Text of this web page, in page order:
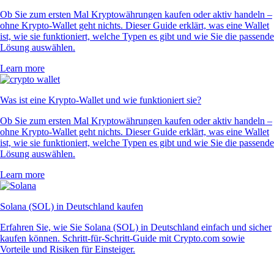
Ob Sie zum ersten Mal Kryptowährungen kaufen oder aktiv handeln –
ohne Krypto-Wallet geht nichts. Dieser Guide erklärt, was eine Wallet
ist, wie sie funktioniert, welche Typen es gibt und wie Sie die passende
Lösung auswählen.
Learn more
Was ist eine Krypto-Wallet und wie funktioniert sie?
Ob Sie zum ersten Mal Kryptowährungen kaufen oder aktiv handeln –
ohne Krypto-Wallet geht nichts. Dieser Guide erklärt, was eine Wallet
ist, wie sie funktioniert, welche Typen es gibt und wie Sie die passende
Lösung auswählen.
Learn more
Solana (SOL) in Deutschland kaufen
Erfahren Sie, wie Sie Solana (SOL) in Deutschland einfach und sicher
kaufen können. Schritt-für-Schritt-Guide mit Crypto.com sowie
Vorteile und Risiken für Einsteiger.